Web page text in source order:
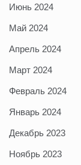
Июнь 2024
Май 2024
Апрель 2024
Март 2024
Февраль 2024
Январь 2024
Декабрь 2023
Ноябрь 2023